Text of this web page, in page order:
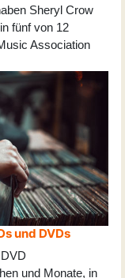
Sheryl Crow
fünf von 12
Association
und DVDs
und Monate, in